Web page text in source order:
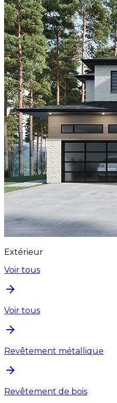
Extérieur
Voir tous
Voir tous
Revêtement métallique
Revêtement de bois